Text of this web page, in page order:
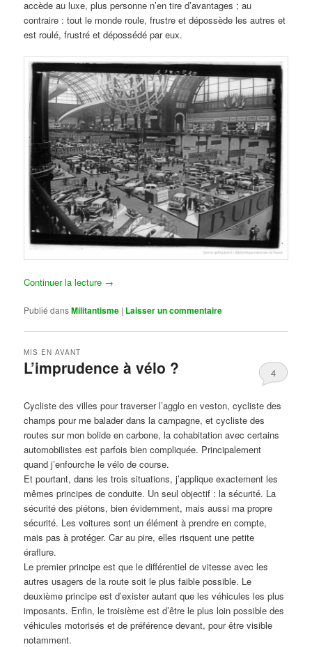
accède au luxe, plus personne n’en tire d’avantages ; au
contraire : tout le monde roule, frustre et dépossède les autres et
est roulé, frustré et dépossédé par eux.
Continuer la lecture →
Publié dansMilitantisme | Laisser un commentaire
L’imprudence à vélo ?
MIS EN AVANT
4
Cycliste des villes pour traverser l’agglo en veston, cycliste des
champs pour me balader dans la campagne, et cycliste des
routes sur mon bolide en carbone, la cohabitation avec certains
automobilistes est parfois bien compliquée. Principalement
quand j’enfourche le vélo de course.
Et pourtant, dans les trois situations, j’applique exactement les
mêmes principes de conduite. Un seul objectif : la sécurité. La
sécurité des piétons, bien évidemment, mais aussi ma propre
sécurité. Les voitures sont un élément à prendre en compte,
mais pas à protéger. Car au pire, elles risquent une petite
éraflure.
Le premier principe est que le différentiel de vitesse avec les
autres usagers de la route soit le plus faible possible. Le
deuxième principe est d’exister autant que les véhicules les plus
imposants. Enfin, le troisième est d’être le plus loin possible des
véhicules motorisés et de préférence devant, pour être visible
notamment.